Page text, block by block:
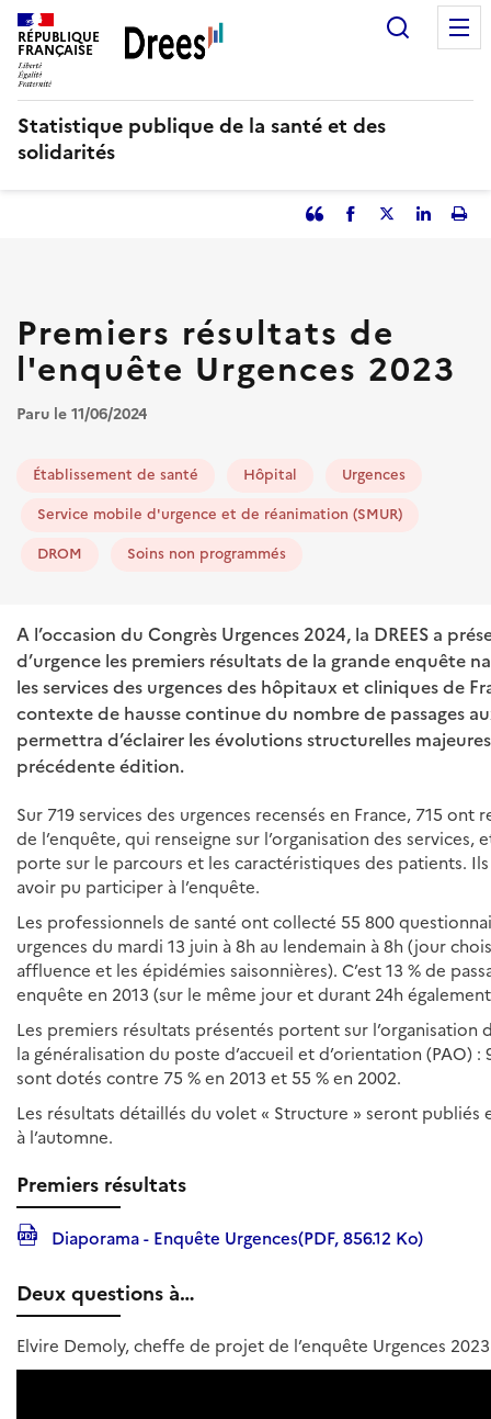
Aller
au
contenu
principal
RÉPUBLIQUE
FRANÇAISE
Statistique publique de la santé et des
solidarités
Partager
citation
Facebook
Partager
Partager
Premiers résultats de
l'enquête Urgences 2023
Paru le 11/06/2024
Établissement de santé Hôpital
Urgences
Service mobile d'urgence et de réanimation (SMUR)
DROM
Soins non programmés
A l’occasion du Congrès Urgences 2024, la DREES a
d’urgence les premiers résultats de la grande enquête
les services des urgences des hôpitaux et cliniques de
contexte de hausse continue du nombre de passages
permettra d’éclairer les évolutions structurelles
précédente édition.
Sur 719 services des urgences recensés en France, 715
de l’enquête, qui renseigne sur l’organisation des
porte sur le parcours et les caractéristiques des patients.
avoir pu participer à l’enquête.
Les professionnels de santé ont collecté 55 800
urgences du mardi 13 juin à 8h au lendemain à 8h (jour
affluence et les épidémies saisonnières). C’est 13 % de
enquête en 2013 (sur le même jour et durant 24h
Les premiers résultats présentés portent sur l’organisation
la généralisation du poste d’accueil et d’orientation (PAO) :
sont dotés contre 75 % en 2013 et 55 % en 2002.
Les résultats détaillés du volet « Structure » seront
à l’automne.
Premiers résultats
Diaporama - Enquête Urgences(PDF, 856.12 Ko)
Deux questions à…
Elvire Demoly, cheffe de projet de l’enquête Urgences 2023